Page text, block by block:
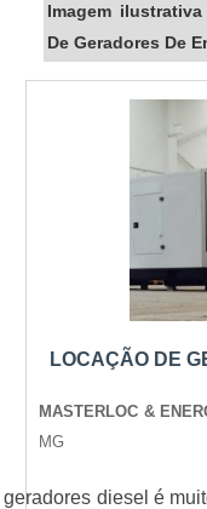
Imagem
De Geradores De
LOCAÇÃO DE
MASTERLOC &
MG
diesel é